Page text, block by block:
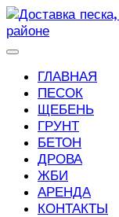
ГЛАВНАЯ
ПЕСОК
ЩЕБЕНЬ
ГРУНТ
БЕТОН
ДРОВА
ЖБИ
АРЕНДА
КОНТАКТЫ